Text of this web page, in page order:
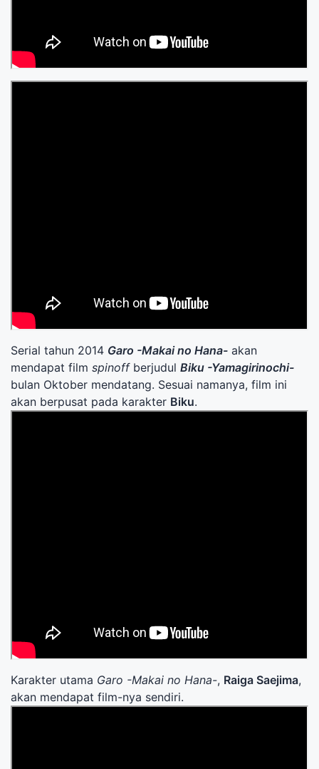
Serial tahun 2014 Garo -Makai no Hana- akan
mendapat film spinoffberjudul Biku -Yamagirinochi-
bulan Oktober mendatang. Sesuai namanya, film ini
akan berpusat pada karakter Biku.
Karakter utama Garo -Makai no Hana-, Raiga Saejima,
akan mendapat film-nya sendiri.